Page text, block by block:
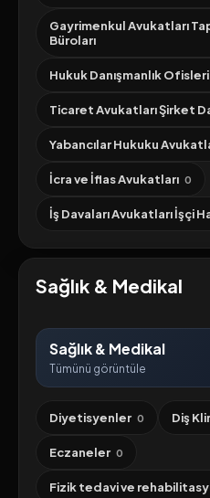
Gayrimenkul Avukatları
Büroları
Hukuk Danışmanlık Ofisleri
Ticaret Avukatları Şirket
Yabancılar Hukuku
İcra ve İflas Avukatları 0
İş Davaları Avukatları İşçi
Sağlık & Medikal
Sağlık & Medikal
Tümünü görüntüle
Diyetisyenler 0 Diş
Eczaneler 0
Fizik tedavi ve